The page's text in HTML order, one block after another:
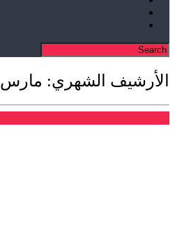
الأرشيف الشهري: مارس 2017